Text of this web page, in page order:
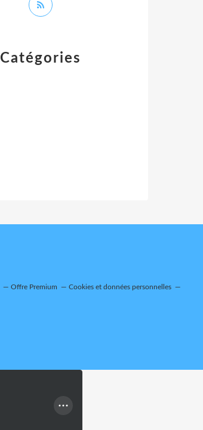
Catégories
Offre Premium Cookies et données personnelles